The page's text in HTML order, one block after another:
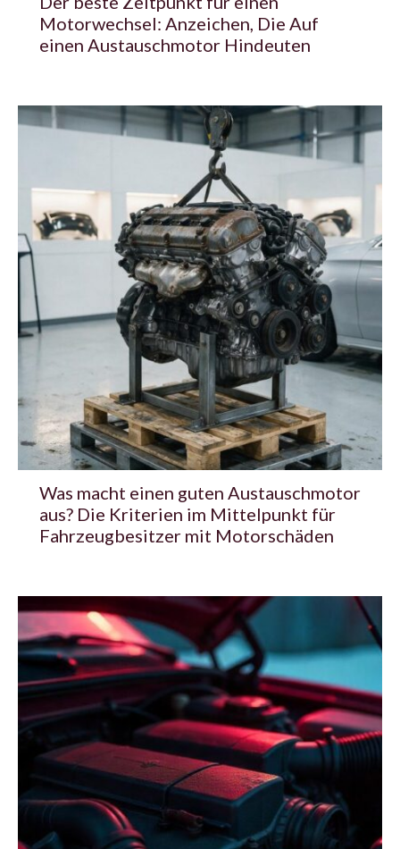
Motorwechsel: Anzeichen, Die Auf
einen Austauschmotor Hindeuten
Was macht einen guten Austauschmotor
aus? Die Kriterien im Mittelpunkt für
Fahrzeugbesitzer mit Motorschäden